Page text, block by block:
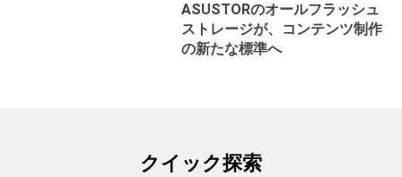
ASUSTORのオールフラッシュ
ストレージが、コンテンツ制作
の新たな標準へ
クイック探索